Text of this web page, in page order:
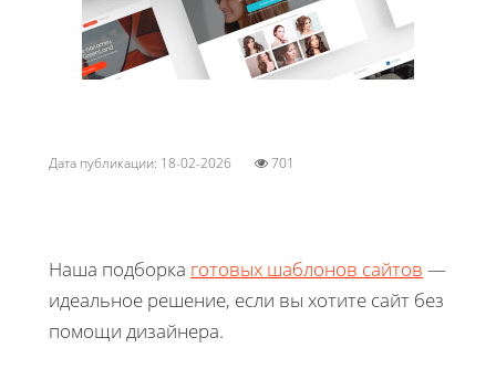
Дата публикации: 18-02-2026 701
Наша подборка готовых шаблонов сайтов —
идеальное решение, если вы хотите сайт без
помощи дизайнера.